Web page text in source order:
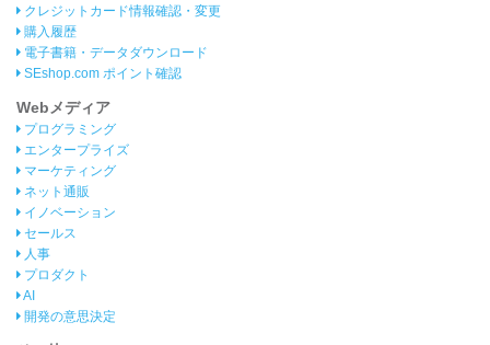
クレジットカード情報確認・変更
購入履歴
電子書籍・データダウンロード
SEshop.com ポイント確認
Webメディア
プログラミング
エンタープライズ
マーケティング
ネット通販
イノベーション
セールス
人事
プロダクト
AI
開発の意思決定